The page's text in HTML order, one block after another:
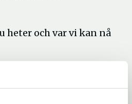
heter och var vi kan nå
2016